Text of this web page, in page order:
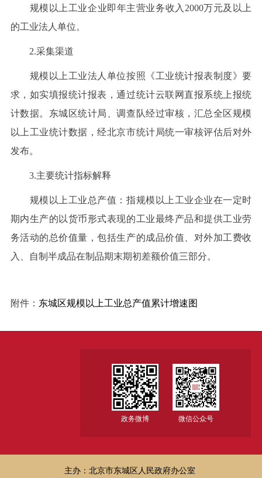
规模以上工业企业即年主营业务收入2000万元及以上
的工业法人单位。
2.采集渠道
规模以上工业法人单位按照《工业统计报表制度》要
求，如实填报统计报表，通过统计云联网直报系统上报统
计数据。东城区统计局、调查队经过审核，汇总全区规模
以上工业统计数据，经北京市统计局统一审核评估后对外
发布。
3.主要统计指标解释
规模以上工业总产值：指规模以上工业企业在一定时
期内生产的以货币形式表现的工业最终产品和提供工业劳
务活动的总价值量，包括生产的成品价值、对外加工费收
入、自制半成品在制品期末期初差额价值三部分。
附件： 东城区规模以上工业总产值累计增速图
政务微博 微信公众号
主办：北京市东城区人民政府办公室